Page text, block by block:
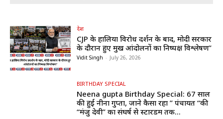
देश
CJP के हालिया विरोध प्रदर्शन के बाद, मोदी सरकार
के दौरान हुए प्रमुख आंदोलनों का निष्पक्ष विश्लेषण”
Vidit Singh - July 26, 2026
BIRTHDAY SPECIAL
Neena gupta Birthday Special: 67 साल
की हुईं नीना गुप्ता, जाने कैसा रहा ” पंचायत “की
“मंजु देवी” का संघर्ष से स्टारडम तक...